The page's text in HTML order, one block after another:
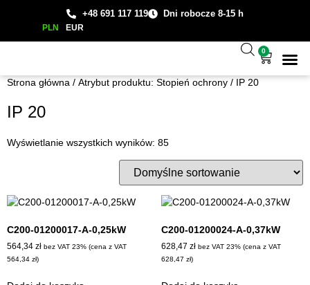
+48 691 117 119 Dni robocze 8-15 h
PLN EUR
0
Strona główna / Atrybut produktu: Stopień ochrony / IP 20
IP 20
Wyświetlanie wszystkich wyników: 85
C200-01200017-A-0,25kW
564,34 zł bez VAT 23% (cena z VAT
564,34 zł)
C200-01200024-A-0,37kW
628,47 zł bez VAT 23% (cena z VAT
628,47 zł)